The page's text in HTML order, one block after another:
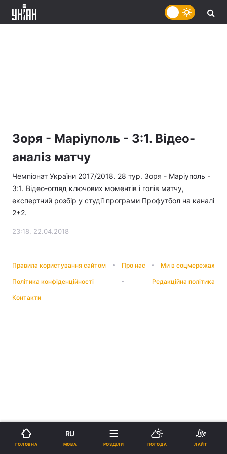
Зоря - Маріуполь - 3:1. Відео-
аналіз матчу
Чемпіонат України 2017/2018. 28 тур. Зоря - Маріуполь -
3:1. Відео-огляд ключових моментів і голів матчу,
експертний розбір у студії програми Профутбол на каналі
2+2.
23:18, 22.04.2018
Правила користування сайтом Про нас Ми в соцмережах
Політика конфіденційності Редакційна політика
Контакти
ГОЛОВНА
RU
МОВА РОЗДІЛИ ПОГОДА ЛАЙТ